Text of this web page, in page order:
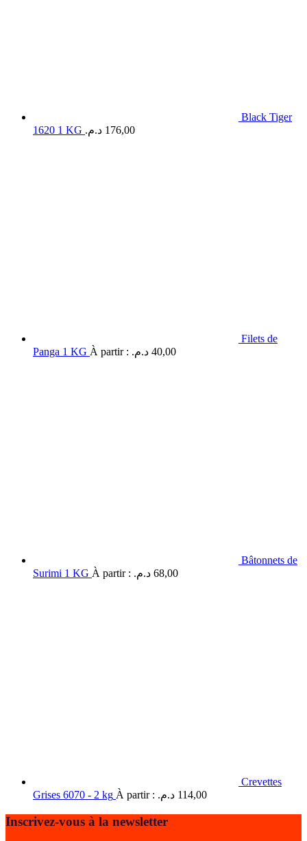
Black Tiger
1620 1 KG
176,00 د.م.
Filets de
Panga 1 KG À partir : 40,00 د.م.
Bâtonnets de
Surimi 1 KG À partir : 68,00 د.م.
Crevettes
Grises 6070 - 2 kg À partir : 114,00 د.م.
Inscrivez-vous à la newsletter